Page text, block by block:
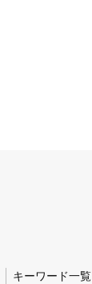
キーワード一覧